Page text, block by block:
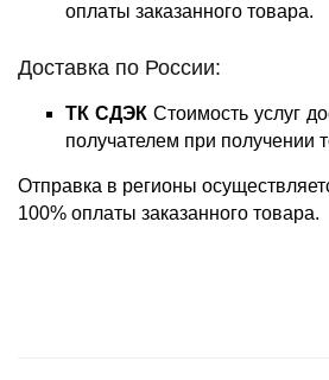
оплаты заказанного товара.
Доставка по России:
ТК СДЭК Стоимость услуг
получателем при получении
Отправка в регионы
100% оплаты заказанного товара.